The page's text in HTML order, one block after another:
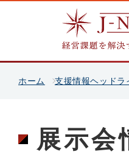
ホーム 支援情報ヘッドラ
展示会